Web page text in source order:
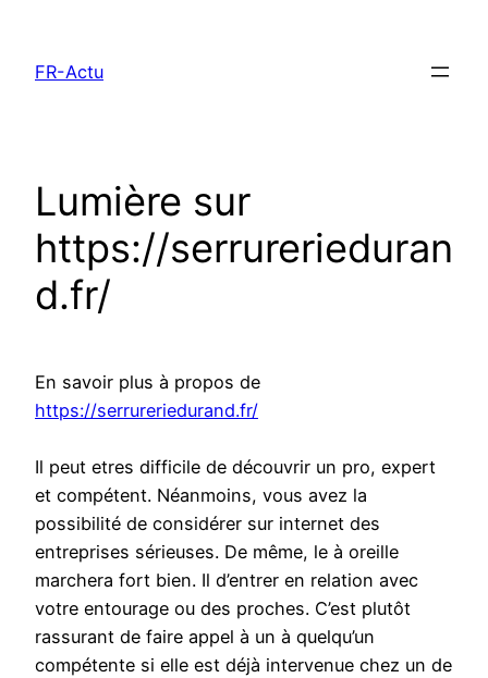
contenu
FR-Actu
Lumière sur
https://serrurerieduran
d.fr/
En savoir plus à propos de
https://serrureriedurand.fr/
Il peut etres difficile de découvrir un pro, expert
et compétent. Néanmoins, vous avez la
possibilité de considérer sur internet des
entreprises sérieuses. De même, le à oreille
marchera fort bien. Il d’entrer en relation avec
votre entourage ou des proches. C’est plutôt
rassurant de faire appel à un à quelqu’un
compétente si elle est déjà intervenue chez un de